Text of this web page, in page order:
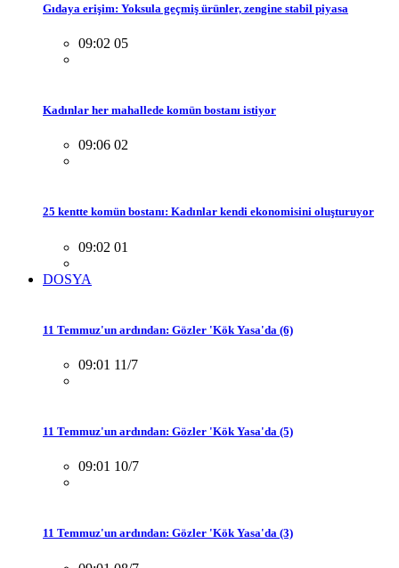
Gıdaya erişim: Yoksula geçmiş ürünler, zengine stabil piyasa
09:02 05
Kadınlar her mahallede komün bostanı istiyor
09:06 02
25 kentte komün bostanı: Kadınlar kendi ekonomisini oluşturuyor
09:02 01
DOSYA
11 Temmuz'un ardından: Gözler 'Kök Yasa'da (6)
09:01 11/7
11 Temmuz'un ardından: Gözler 'Kök Yasa'da (5)
09:01 10/7
11 Temmuz'un ardından: Gözler 'Kök Yasa'da (3)